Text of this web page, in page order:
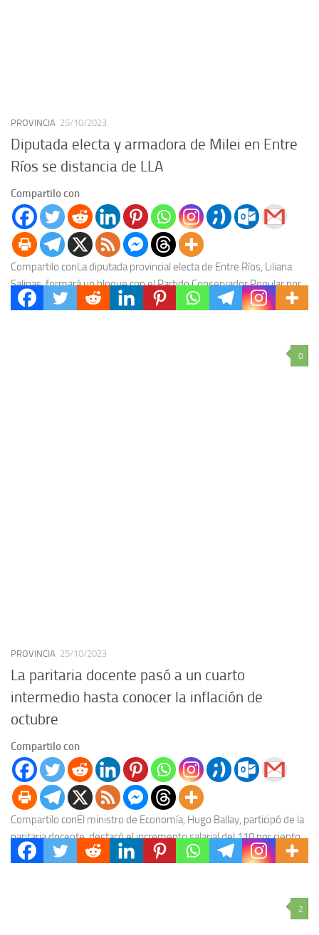
PROVINCIA 25/10/2023
Diputada electa y armadora de Milei en Entre
Ríos se distancia de LLA
Compartilo con
Compartilo conLa diputada provincial electa de Entre Ríos, Liliana
Salinas, formará un bloque con el Partido Conservador Popular por
fuera de La Libertad Avanza luego...
0
PROVINCIA 25/10/2023
La paritaria docente pasó a un cuarto
intermedio hasta conocer la inflación de
octubre
Compartilo con
Compartilo conEl ministro de Economía, Hugo Ballay, participó de la
paritaria docente, destacó el incremento salarial del 110 por ciento
alcanzado este año y aclaró...
2